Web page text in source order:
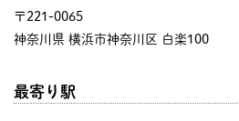
〒221-0065
神奈川県 横浜市神奈川区 白楽100
最寄り駅